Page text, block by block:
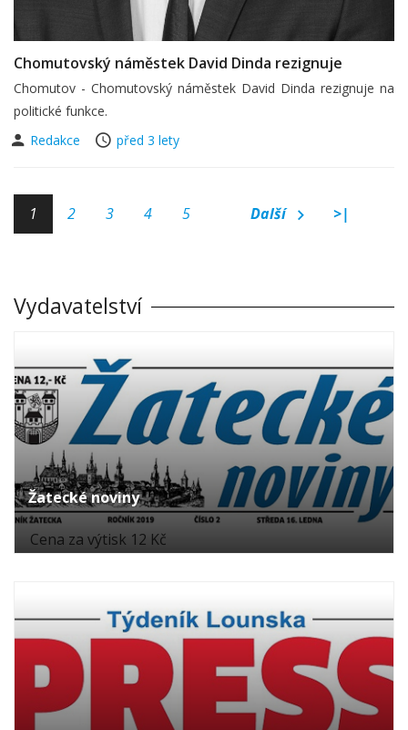
Chomutovský náměstek David Dinda rezignuje
Chomutov - Chomutovský náměstek David Dinda rezignuje na
politické funkce.
Redakce
před 3 lety
1 2 3 4 5 Další >|
Vydavatelství
Žatecké noviny
Cena za výtisk 12 Kč